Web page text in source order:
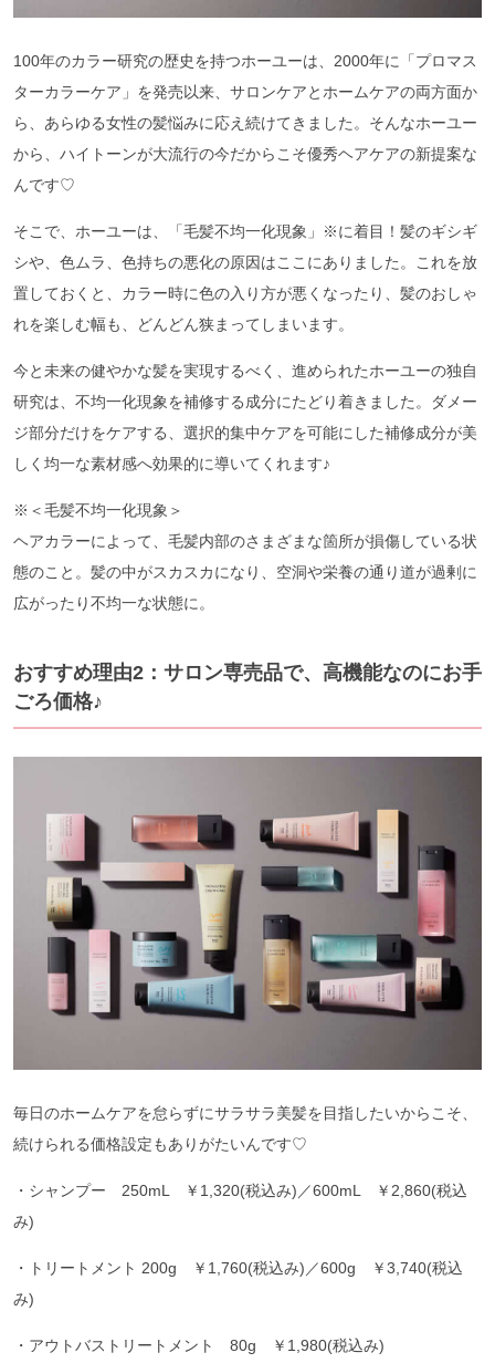
100年のカラー研究の歴史を持つホーユーは、2000年に「プロマス
ターカラーケア」を発売以来、サロンケアとホームケアの両方面か
ら、あらゆる女性の髪悩みに応え続けてきました。そんなホーユー
から、ハイトーンが大流行の今だからこそ優秀ヘアケアの新提案な
んです♡
そこで、ホーユーは、「毛髪不均一化現象」※に着目！髪のギシギ
シや、色ムラ、色持ちの悪化の原因はここにありました。これを放
置しておくと、カラー時に色の入り方が悪くなったり、髪のおしゃ
れを楽しむ幅も、どんどん狭まってしまいます。
今と未来の健やかな髪を実現するべく、進められたホーユーの独自
研究は、不均一化現象を補修する成分にたどり着きました。ダメー
ジ部分だけをケアする、選択的集中ケアを可能にした補修成分が美
しく均一な素材感へ効果的に導いてくれます♪
※＜毛髪不均一化現象＞
ヘアカラーによって、毛髪内部のさまざまな箇所が損傷している状
態のこと。髪の中がスカスカになり、空洞や栄養の通り道が過剰に
広がったり不均一な状態に。
おすすめ理由2：サロン専売品で、高機能なのにお手
ごろ価格♪
毎日のホームケアを怠らずにサラサラ美髪を目指したいからこそ、
続けられる価格設定もありがたいんです♡
・シャンプー 250mL ￥1,320(税込み)／600mL ￥2,860(税込
み)
・トリートメント 200g ￥1,760(税込み)／600g ￥3,740(税込
み)
・アウトバストリートメント 80g ￥1,980(税込み)